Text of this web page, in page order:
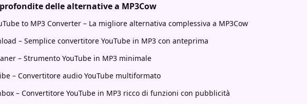
delle alternative a MP3Cow
to MP3 Converter – La migliore alternativa complessiva a MP3Cow
– Semplice convertitore YouTube in MP3 con anteprima
– Strumento YouTube in MP3 minimale
– Convertitore audio YouTube multiformato
– Convertitore YouTube in MP3 ricco di funzioni con pubblicità